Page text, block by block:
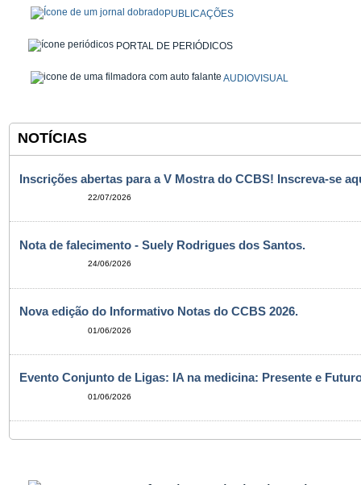
PUBLICAÇÕES
PORTAL DE PERIÓDICOS
AUDIOVISUAL
NOTÍCIAS
Inscrições abertas para a V Mostra do CCBS! Inscreva-se
22/07/2026
Nota de falecimento - Suely Rodrigues dos Santos.
24/06/2026
Nova edição do Informativo Notas do CCBS 2026.
01/06/2026
Evento Conjunto de Ligas: IA na medicina: Presente e
01/06/2026